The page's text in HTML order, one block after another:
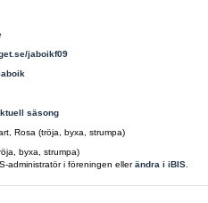
jaboikf09
säsong
Rosa (tröja, byxa, strumpa)
byxa, strumpa)
administratör i föreningen ellerändra i iBIS